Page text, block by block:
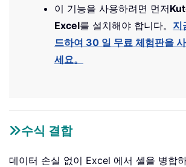
이 기능을 사용하려면 먼저
Excel를 설치해야 합니다。 지
드하여 30 일 무료 체험판을
세요。
수식 결합
데이터 손실 없이 Excel 에서 셀을 병합